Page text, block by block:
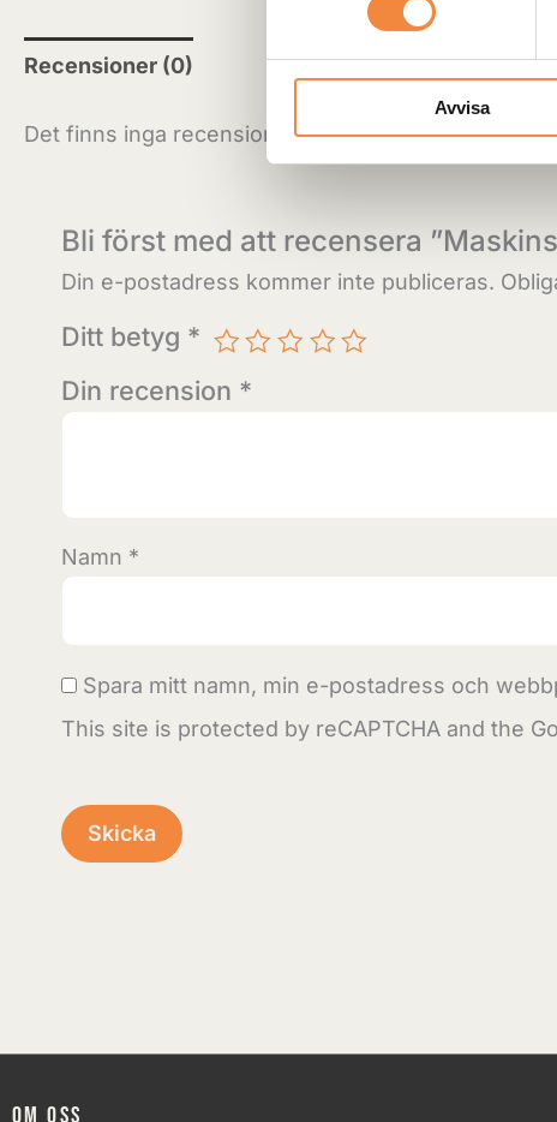
Avvisa
Recensioner (0)
Det finns inga recensioner än.
Bli först med att recensera
Din e-postadress kommer inte publiceras.
Ditt betyg *
Din recension *
Namn *
Spara mitt namn, min e-postadress och
This site is protected by reCAPTCHA and the
Om oss